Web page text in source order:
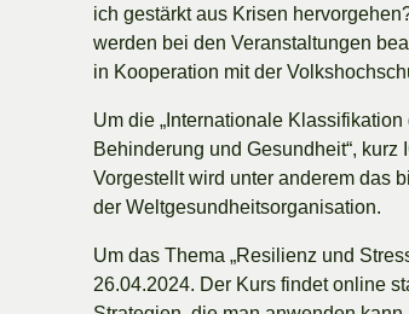
ich gestärkt aus Krisen
werden bei den Veranstaltungen
in Kooperation mit der
Um die „Internationale
Behinderung und Gesundheit“, kurz
Vorgestellt wird unter anderem das
der Weltgesundheitsorganisation.
Um das Thema „Resilienz und
26.04.2024. Der Kurs findet online